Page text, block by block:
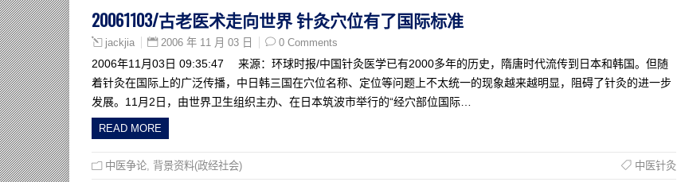
20061103/古老医术走向世界 针灸穴位有了国际标准
jackjia 2006 年 11 月 03 日 0 Comments
2006年11月03日 09:35:47 来源：环球时报/中国针灸医学已有2000多年的历史，隋唐时代流传到日本和韩国。但随
着针灸在国际上的广泛传播，中日韩三国在穴位名称、定位等问题上不太统一的现象越来越明显，阻碍了针灸的进一步
发展。11月2日，由世界卫生组织主办、在日本筑波市举行的“经穴部位国际…
READ MORE
中医争论 背景资料(政经社会) 中医针灸